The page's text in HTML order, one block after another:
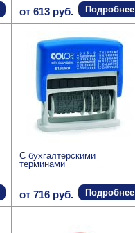
от 613 руб. Подробнее
С бухгалтерскими
терминами
от 716 руб. Подробнее